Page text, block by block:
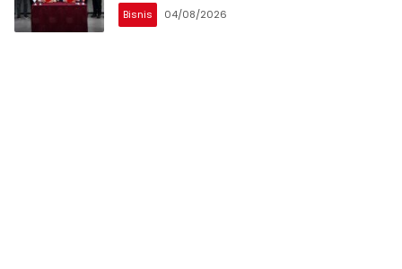
Bisnis 04/08/2026